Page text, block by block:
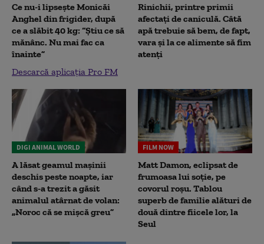
Ce nu-i lipsește Monicăi
Anghel din frigider, după
ce a slăbit 40 kg: “Știu ce să
mănânc. Nu mai fac ca
înainte”
Descarcă aplicația Pro FM
Rinichii, printre primii
afectați de caniculă. Câtă
apă trebuie să bem, de fapt,
vara și la ce alimente să fim
atenți
DIGI ANIMAL WORLD
A lăsat geamul mașinii
deschis peste noapte, iar
când s-a trezit a găsit
animalul atârnat de volan:
„Noroc că se mișcă greu”
FILM NOW
Matt Damon, eclipsat de
frumoasa lui soție, pe
covorul roșu. Tablou
superb de familie alături de
două dintre fiicele lor, la
Seul